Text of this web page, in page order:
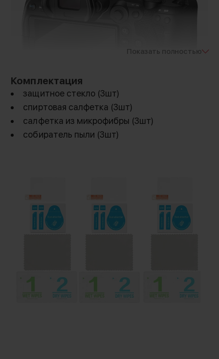
царапин благодаря соответствию стандарту
ударопрочности IK03. Легко наклеивается на
экран благодаря электростатической
адсорбции, если вы выровняете ее по краям,
сенсорным экраном. Закругленные края 2.5D
хорошо сливаются с экраном и обеспечивают
Показать полностью
Комплектация
защитное стекло (3шт)
спиртовая салфетка (3шт)
салфетка из микрофибры (3шт)
собиратель пыли (3шт)